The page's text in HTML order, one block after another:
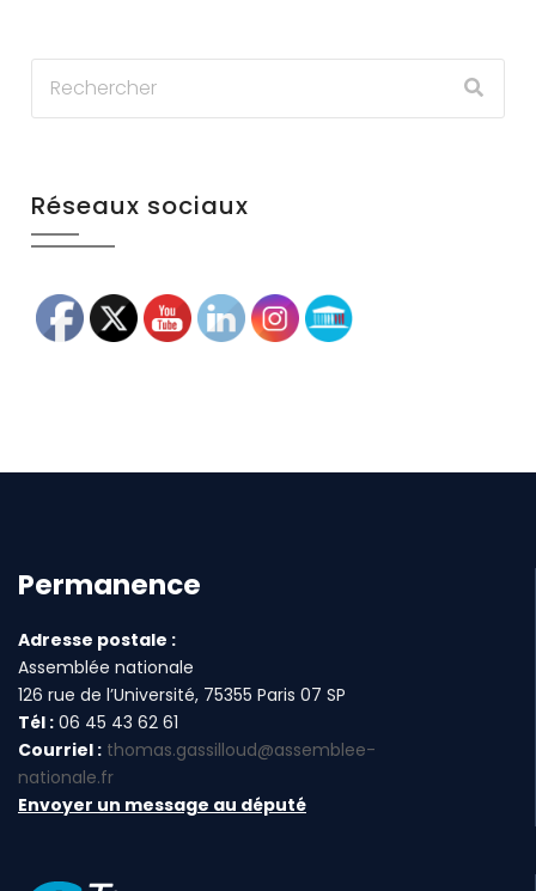
Réseaux sociaux
Permanence
Adresse postale :
Assemblée nationale
126 rue de l’Université, 75355 Paris 07 SP
Tél : 06 45 43 62 61
Courriel : thomas.gassilloud@assemblee-
nationale.fr
Envoyer un message au député